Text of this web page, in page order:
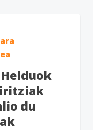
du